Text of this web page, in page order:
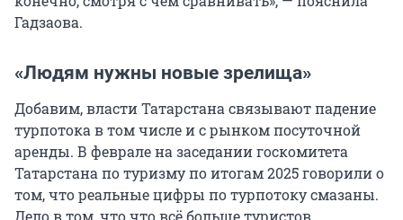
Гадзаова.
«Людям нужны новые зрелища»
Добавим, власти Татарстана связывают падение
турпотока в том числе и с рынком посуточной
аренды. В феврале на заседании госкомитета
Татарстана по туризму по итогам 2025 говорили о
том, что реальные цифры по турпотоку смазаны.
Дело в том, что что всё больше туристов